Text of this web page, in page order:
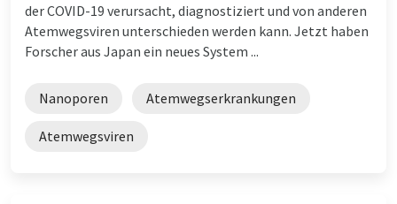
der COVID-19 verursacht, diagnostiziert und von anderen
Atemwegsviren unterschieden werden kann. Jetzt haben
Forscher aus Japan ein neues System ...
Nanoporen Atemwegserkrankungen
Atemwegsviren